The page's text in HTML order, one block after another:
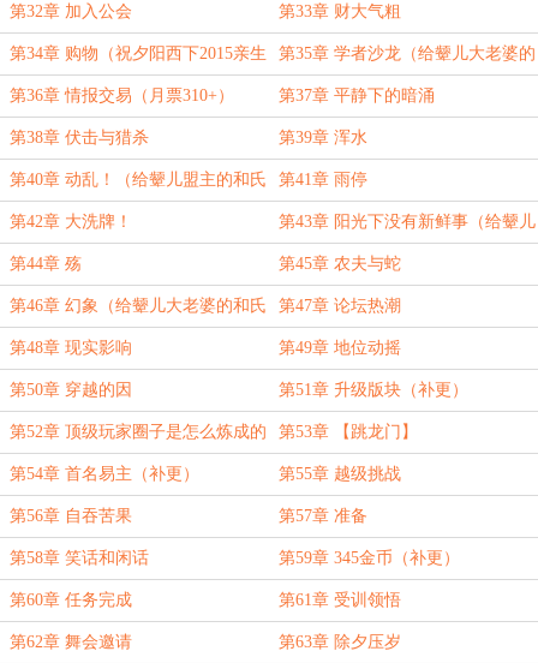
和氏璧加更！）
第32章 加入公会 第33章 财大气粗
第34章 购物（祝夕阳西下2015亲生
日快乐！）
第35章 学者沙龙（给颦儿大老婆的
和氏璧加更！)
第36章 情报交易（月票310+） 第37章 平静下的暗涌
第38章 伏击与猎杀 第39章 浑水
第40章 动乱！（给颦儿盟主的和氏
璧加更！）
第41章 雨停
第42章 大洗牌！ 第43章 阳光下没有新鲜事（给颦儿
大老婆的和氏璧加更！）
第44章 殇 第45章 农夫与蛇
第46章 幻象（给颦儿大老婆的和氏
璧加更！）
第47章 论坛热潮
第48章 现实影响 第49章 地位动摇
第50章 穿越的因 第51章 升级版块（补更）
第52章 顶级玩家圈子是怎么炼成的 第53章 【跳龙门】
第54章 首名易主（补更） 第55章 越级挑战
第56章 自吞苦果 第57章 准备
第58章 笑话和闲话 第59章 345金币（补更）
第60章 任务完成 第61章 受训领悟
第62章 舞会邀请 第63章 除夕压岁